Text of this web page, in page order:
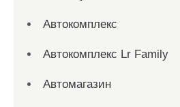
Автокомплекс
Автокомплекс Lr Family
Автомагазин